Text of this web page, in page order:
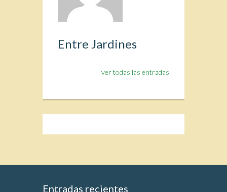
Entre Jardines
ver todas las entradas
Entradas recientes